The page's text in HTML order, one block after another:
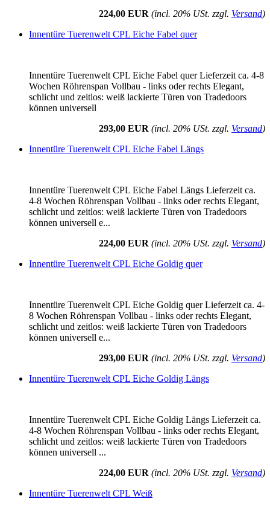
224,00 EUR (incl. 20% USt. zzgl. Versand)
Innentüre Tuerenwelt CPL Eiche Fabel quer
Innentüre Tuerenwelt CPL Eiche Fabel quer Lieferzeit ca. 4-8
Wochen Röhrenspan Vollbau - links oder rechts Elegant,
schlicht und zeitlos: weiß lackierte Türen von Tradedoors
können universell
293,00 EUR (incl. 20% USt. zzgl. Versand)
Innentüre Tuerenwelt CPL Eiche Fabel Längs
Innentüre Tuerenwelt CPL Eiche Fabel Längs Lieferzeit ca.
4-8 Wochen Röhrenspan Vollbau - links oder rechts Elegant,
schlicht und zeitlos: weiß lackierte Türen von Tradedoors
können universell e...
224,00 EUR (incl. 20% USt. zzgl. Versand)
Innentüre Tuerenwelt CPL Eiche Goldig quer
Innentüre Tuerenwelt CPL Eiche Goldig quer Lieferzeit ca. 4-
8 Wochen Röhrenspan Vollbau - links oder rechts Elegant,
schlicht und zeitlos: weiß lackierte Türen von Tradedoors
können universell e...
293,00 EUR (incl. 20% USt. zzgl. Versand)
Innentüre Tuerenwelt CPL Eiche Goldig Längs
Innentüre Tuerenwelt CPL Eiche Goldig Längs Lieferzeit ca.
4-8 Wochen Röhrenspan Vollbau - links oder rechts Elegant,
schlicht und zeitlos: weiß lackierte Türen von Tradedoors
können universell ...
224,00 EUR (incl. 20% USt. zzgl. Versand)
Innentüre Tuerenwelt CPL Weiß